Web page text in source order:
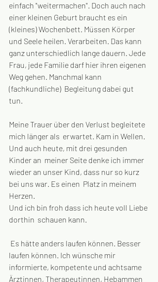
einfach "weitermachen". Doch auch nach
einer kleinen Geburt braucht es ein
(kleines) Wochenbett. Müssen Körper
und Seele heilen. Verarbeiten. Das kann
ganz unterschiedlich lange dauern. Jede
Frau, jede Familie darf hier ihren eigenen
Weg gehen. Manchmal kann
(fachkundliche)  Begleitung dabei gut
tun.
Meine Trauer über den Verlust begleitete
mich länger als  erwartet. Kam in Wellen.
Und auch heute, mit drei gesunden
Kinder an  meiner Seite denke ich immer
wieder an unser Kind, dass nur so kurz
bei uns war. Es einen  Platz in meinem
Herzen.
Und ich bin froh dass ich heute voll Liebe
dorthin  schauen kann.
laufen können. Ich wünsche mir
informierte, kompetente und achtsame
Ärztinnen, Therapeutinnen, Hebammen